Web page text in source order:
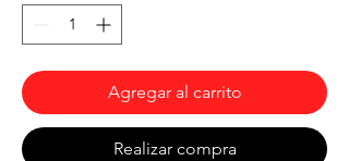
Agregar al carrito
Realizar compra